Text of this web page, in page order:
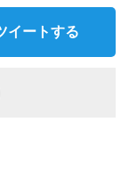
イートする